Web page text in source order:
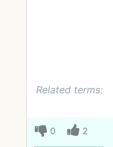
Related terms:
0
2